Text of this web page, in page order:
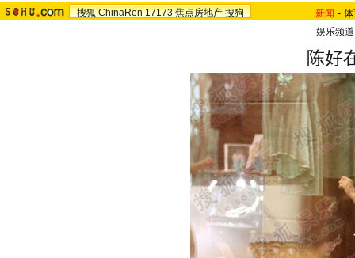
搜狐 ChinaRen 17173 焦点房地产 搜狗 新闻 -
娱乐频道
陈好